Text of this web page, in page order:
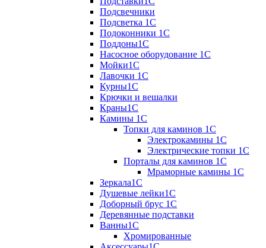
Подсвечники
Подсветка 1С
Подоконники 1С
Поддоны1С
Насосное оборудование 1С
Мойки1С
Лавочки 1С
Курны1С
Крючки и вешалки
Краны1С
Камины 1C
Топки для каминов 1C
Электрокамины 1С
Электрические топки 1C
Порталы для каминов 1С
Мраморные камины 1C
Зеркала1С
Душевые лейки1С
Доборный брус 1С
Деревянные подставки
Ванны1С
Хромированные